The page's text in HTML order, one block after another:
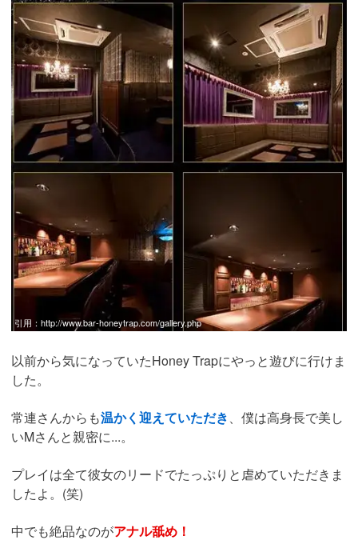
引用： http://www.bar-honeytrap.com/gallery.php
以前から気になっていたHoney Trapにやっと遊びに行けま
した。
常連さんからも温かく迎えていただき、僕は高身長で美し
いMさんと親密に...。
プレイは全て彼女のリードでたっぷりと虐めていただきま
したよ。(笑)
中でも絶品なのがアナル舐め！